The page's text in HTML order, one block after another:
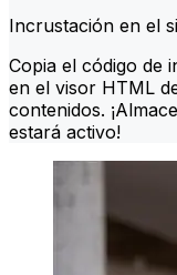
Incrustación en el
Copia el código de
en el visor HTML
contenidos.
estará activo!